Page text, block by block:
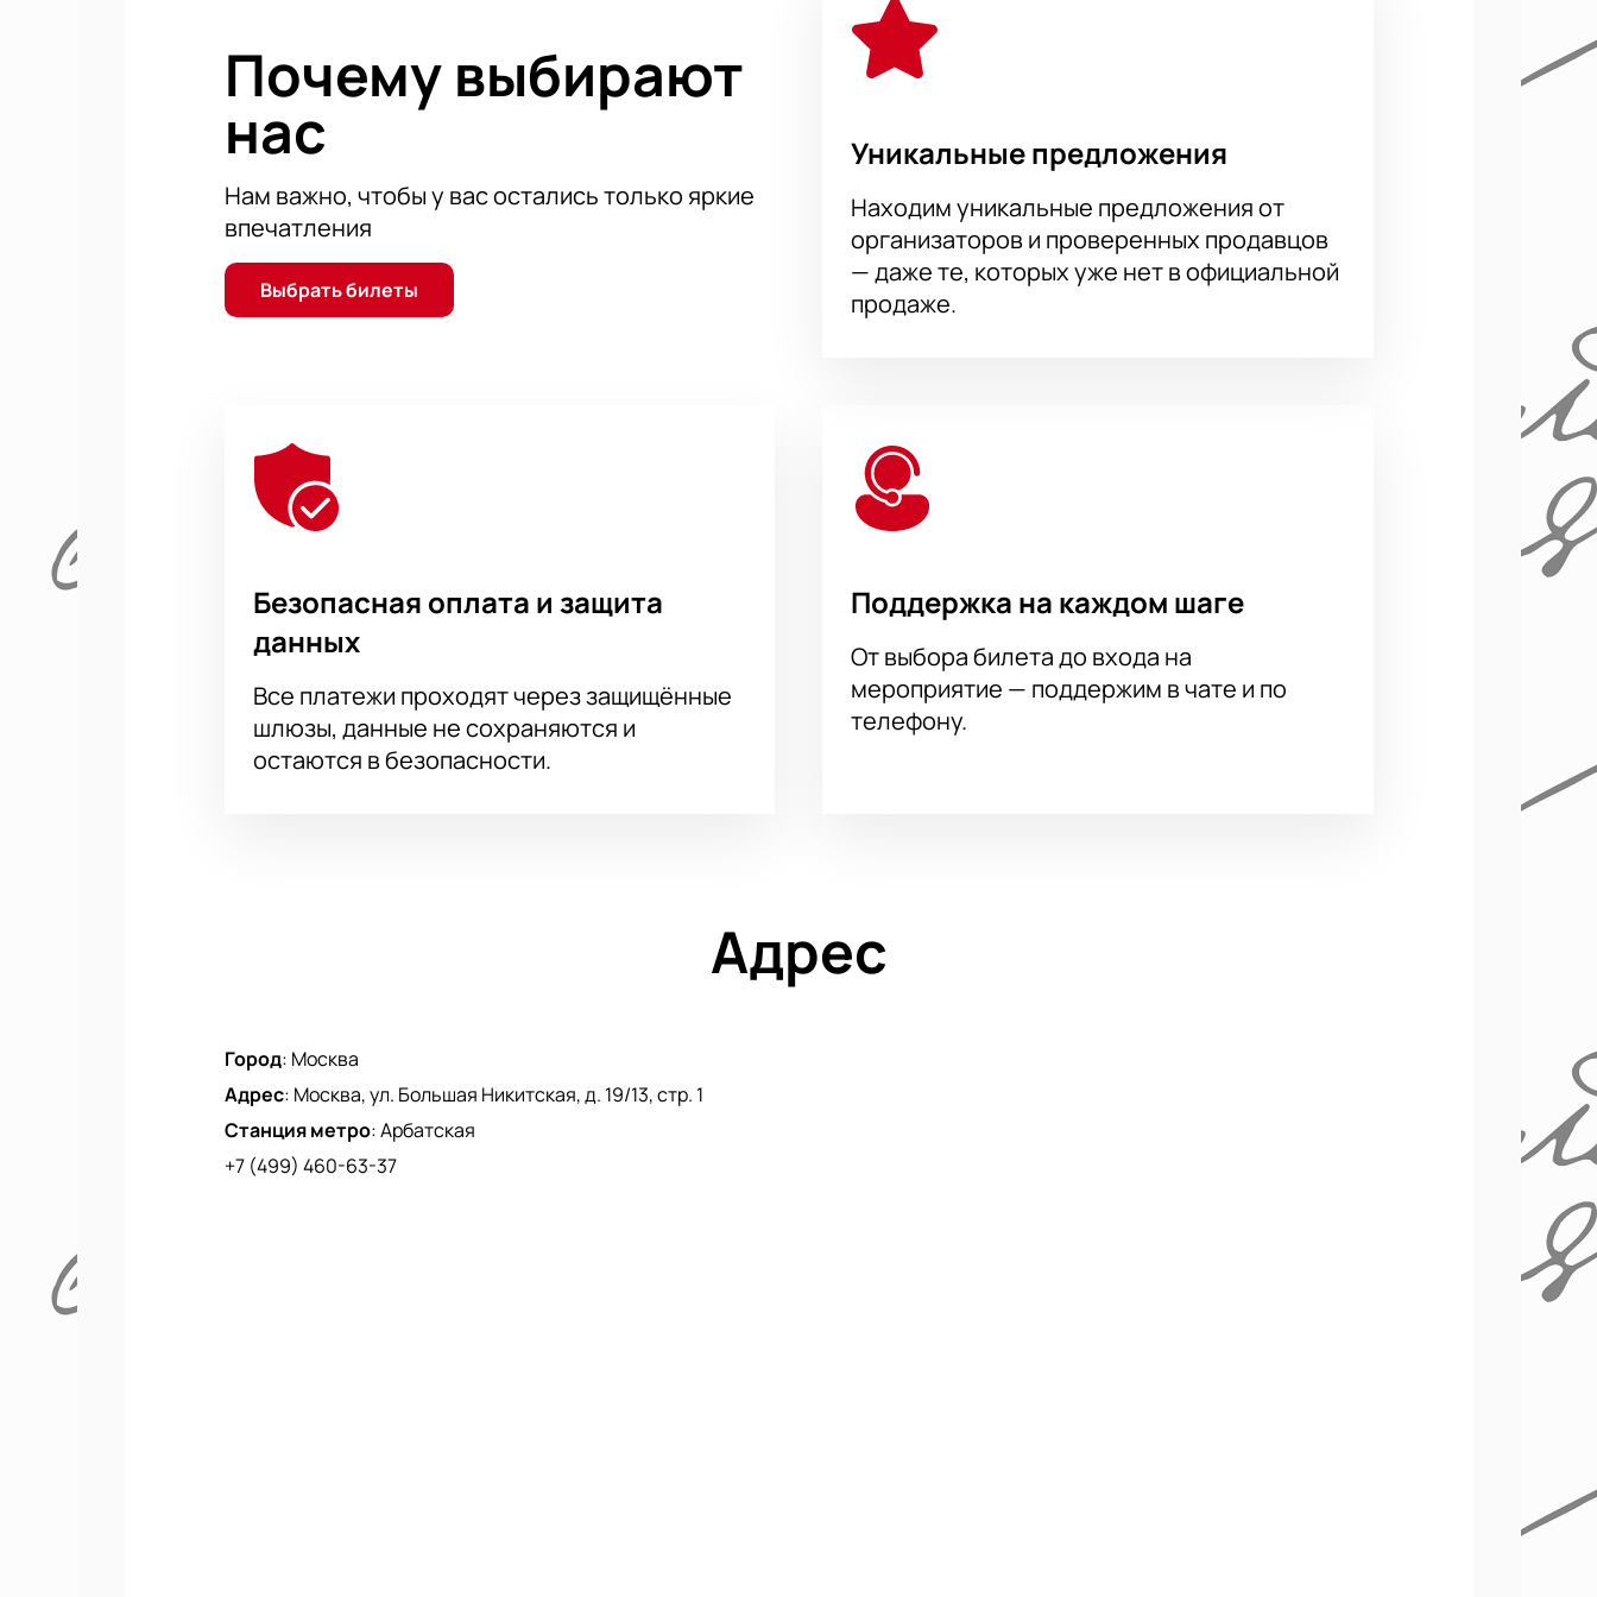
купить билетына нашем сайте. Не упустите возможность стать
частью этого культурного диалога — купить билеты на нашем сайте можно уже сейчас.
Почему выбирают
нас
Нам важно, чтобы у вас остались только яркие
впечатления
Выбрать билеты
Уникальные предложения
Находим уникальные предложения от
организаторов и проверенных продавцов
— даже те, которых уже нет в официальной
продаже.
Безопасная оплата и защита
данных
Все платежи проходят через защищённые
шлюзы, данные не сохраняются и
остаются в безопасности.
Поддержка на каждом шаге
От выбора билета до входа на
мероприятие — поддержим в чате и по
телефону.
Адрес
Город: Москва
Адрес: Москва, ул. Большая Никитская, д. 19/13, стр. 1
Станция метро:Арбатская
+7 (499) 460-63-37